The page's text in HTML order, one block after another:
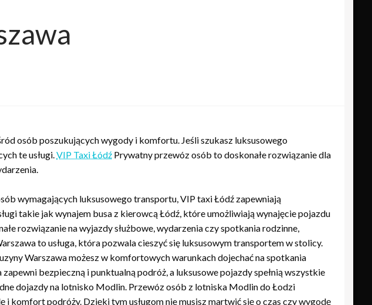
osób poszukujących wygody i komfortu. Jeśli szukasz luksusowego
te usługi.VIP Taxi Łódź Prywatny przewóz osób to doskonałe rozwiązanie dla
wymagających luksusowego transportu, VIP taxi Łódź zapewniają
takie jak wynajem busa z kierowcą Łódź, które umożliwiają wynajęcie pojazdu
rozwiązanie na wyjazdy służbowe, wydarzenia czy spotkania rodzinne,
to usługa, która pozwala cieszyć się luksusowym transportem w stolicy.
Warszawa możesz w komfortowych warunkach dojechać na spotkania
bezpieczną i punktualną podróż, a luksusowe pojazdy spełnią wszystkie
dojazdy na lotnisko Modlin. Przewóz osób z lotniska Modlin do Łodzi
komfort podróży. Dzięki tym usługom nie musisz martwić się o czas czy wygodę